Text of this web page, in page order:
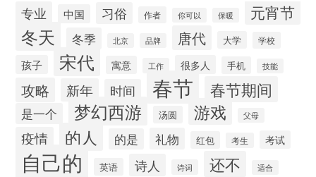
专业 中国 习俗 作者 你可以 保暖 元宵节
冬天 冬季 北京 品牌 唐代 大学 学校
孩子 宋代 寓意 工作 很多人 手机 技能
攻略 新年 时间 春节 春节期间
是一个 梦幻西游 汤圆 游戏 父母
疫情 的人 的是 礼物 红包 考生 考试
自己的 英语 诗人 诗词 还不 适合